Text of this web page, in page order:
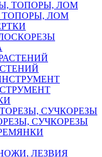
ЛОМ
СУЧКОРЕЗЫ
ЛЕЗВИЯ